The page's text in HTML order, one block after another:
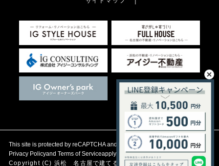
This site is protected by reCAPTCHA and the Google
Privacy Policyand Terms of Serviceapply.
Copyright (C) 浜松 名古屋で建てる自然素材の注文住宅アイジース